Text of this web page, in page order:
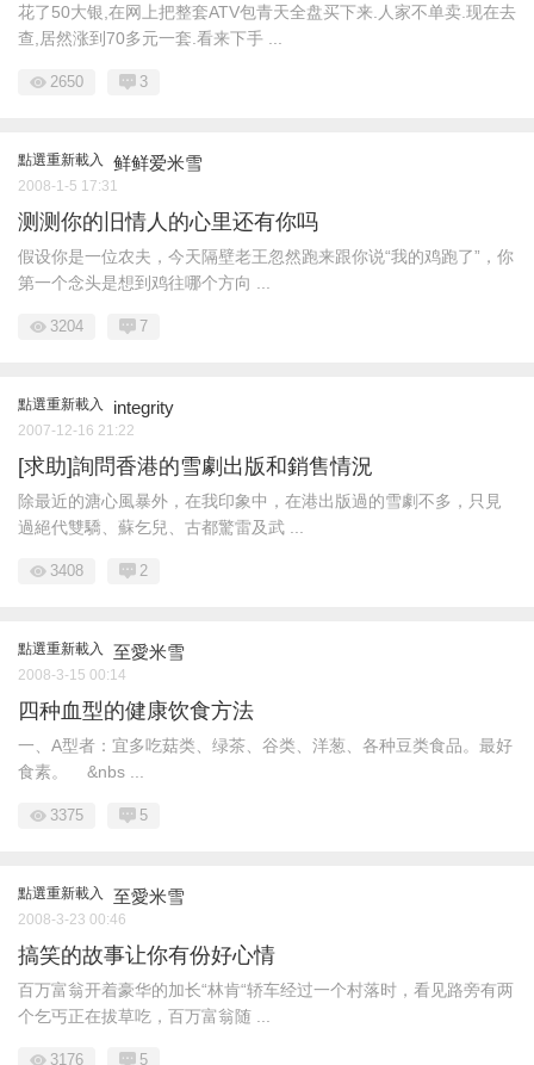
花了50大银,在网上把整套ATV包青天全盘买下来.人家不单卖.现在去
查,居然涨到70多元一套.看来下手 ...
2650 3
點選重新載入 鲜鲜爱米雪
2008-1-5 17:31
测测你的旧情人的心里还有你吗
假设你是一位农夫，今天隔壁老王忽然跑来跟你说“我的鸡跑了”，你
第一个念头是想到鸡往哪个方向 ...
3204 7
點選重新載入 integrity
2007-12-16 21:22
[求助]詢問香港的雪劇出版和銷售情況
除最近的溏心風暴外，在我印象中，在港出版過的雪劇不多，只見
過絕代雙驕、蘇乞兒、古都驚雷及武 ...
3408 2
點選重新載入 至愛米雪
2008-3-15 00:14
四种血型的健康饮食方法
一、A型者：宜多吃菇类、绿茶、谷类、洋葱、各种豆类食品。最好
食素。 &nbs ...
3375 5
點選重新載入 至愛米雪
2008-3-23 00:46
搞笑的故事让你有份好心情
百万富翁开着豪华的加长“林肯“轿车经过一个村落时，看见路旁有两
个乞丐正在拔草吃，百万富翁随 ...
3176 5